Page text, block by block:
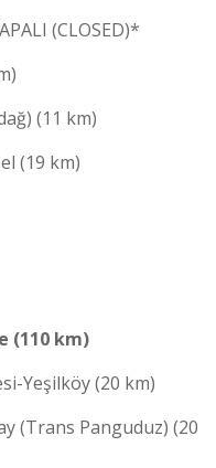
(CLOSED)*
(11 km)
(19 km)
(110 km)
Yeşilköy (20 km)
(Trans Panguduz) (20